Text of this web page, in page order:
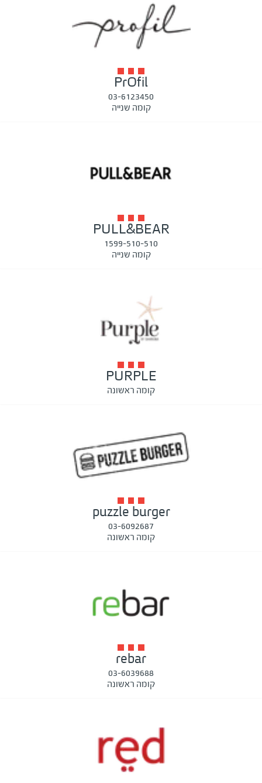
PrOfil
03-6123450
קומה שנייה
PULL&BEAR
1599-510-510
קומה שנייה
PURPLE
קומה ראשונה
puzzle burger
03-6092687
קומה ראשונה
rebar
03-6039688
קומה ראשונה